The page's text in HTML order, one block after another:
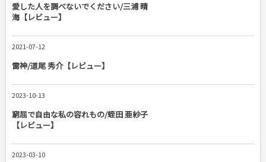
愛した人を調べないでください/三浦 晴
海【レビュー】
2021-07-12
雷神/道尾 秀介【レビュー】
2023-10-13
窮屈で自由な私の容れもの/蛭田 亜紗子
【レビュー】
2023-03-10